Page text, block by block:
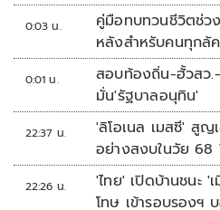
0:03 น.
คู่มือทบทวนชีวิตช่วง
หลังสำหรับคนทุกลั
0:01 น.
สอบท้องถิ่น-ฮั้วสว
มั่น'รัฐบาลอนุทิน'
22:37 น.
'ลิโอเนล เมสซี' สู
อย่างสงบในวัย 68
22:26 น.
'ไทย' เปิดบ้านชนะ
โทษ เข้ารอบรองฯ